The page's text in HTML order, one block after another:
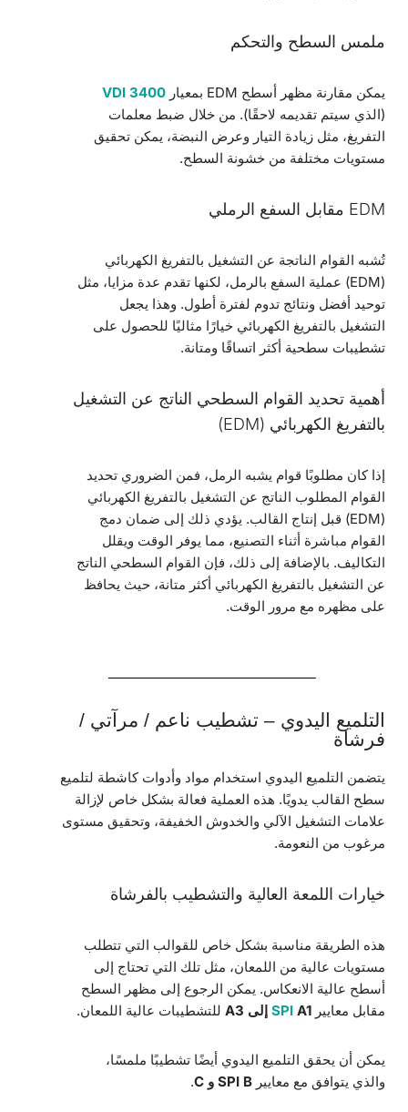
ملمس السطح والتحكم
يمكن مقارنة مظهر أسطح EDM بمعيار
VDI 3400
(الذي سيتم تقديمه لاحقًا). من خلال ضبط معلمات
التفريغ، مثل زيادة التيار وعرض النبضة، يمكن تحقيق
مستويات مختلفة من خشونة السطح.
EDM مقابل السفع الرملي
تُشبه القوام الناتجة عن التشغيل بالتفريغ الكهربائي
(EDM) عملية السفع بالرمل، لكنها تقدم عدة مزايا، مثل
توحيد أفضل ونتائج تدوم لفترة أطول. وهذا يجعل
التشغيل بالتفريغ الكهربائي خيارًا مثاليًا للحصول على
تشطيبات سطحية أكثر اتساقًا ومتانة.
أهمية تحديد القوام السطحي الناتج عن التشغيل
بالتفريغ الكهربائي (EDM)
إذا كان مطلوبًا قوام يشبه الرمل، فمن الضروري تحديد
القوام المطلوب الناتج عن التشغيل بالتفريغ الكهربائي
(EDM) قبل إنتاج القالب. يؤدي ذلك إلى ضمان دمج
القوام مباشرة أثناء التصنيع، مما يوفر الوقت ويقلل
التكاليف. بالإضافة إلى ذلك، فإن القوام السطحي الناتج
عن التشغيل بالتفريغ الكهربائي أكثر متانة، حيث يحافظ
على مظهره مع مرور الوقت.
التلميع اليدوي – تشطيب ناعم / مرآتي /
فرشاة
يتضمن التلميع اليدوي استخدام مواد وأدوات كاشطة لتلميع
سطح القالب يدويًا. هذه العملية فعالة بشكل خاص لإزالة
علامات التشغيل الآلي والخدوش الخفيفة، وتحقيق مستوى
مرغوب من النعومة.
خيارات اللمعة العالية والتشطيب بالفرشاة
هذه الطريقة مناسبة بشكل خاص للقوالب التي تتطلب
مستويات عالية من اللمعان، مثل تلك التي تحتاج إلى
أسطح عالية الانعكاس. يمكن الرجوع إلى مظهر السطح
مقابل معايير
SPI A1 إلى A3 للتشطيبات عالية اللمعان.
يمكن أن يحقق التلميع اليدوي أيضًا تشطيبًا ملمسًا،
والذي يتوافق مع معايير SPI B و C .